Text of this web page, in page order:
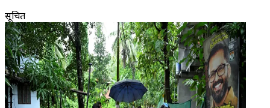
सूचित